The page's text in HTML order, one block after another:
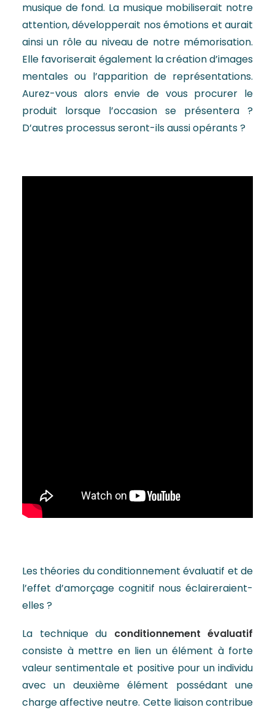
musique de fond. La musique mobiliserait notre
attention, développerait nos émotions et aurait
ainsi un rôle au niveau de notre mémorisation.
Elle favoriserait également la création d’images
mentales ou l’apparition de représentations.
Aurez-vous alors envie de vous procurer le
produit lorsque l’occasion se présentera ?
D’autres processus seront-ils aussi opérants ?
Les théories du conditionnement évaluatif et de
l’effet d’amorçage cognitif nous éclaireraient-
elles ?
La technique du conditionnement évaluatif
consiste à mettre en lien un élément à forte
valeur sentimentale et positive pour un individu
avec un deuxième élément possédant une
charge affective neutre. Cette liaison contribue